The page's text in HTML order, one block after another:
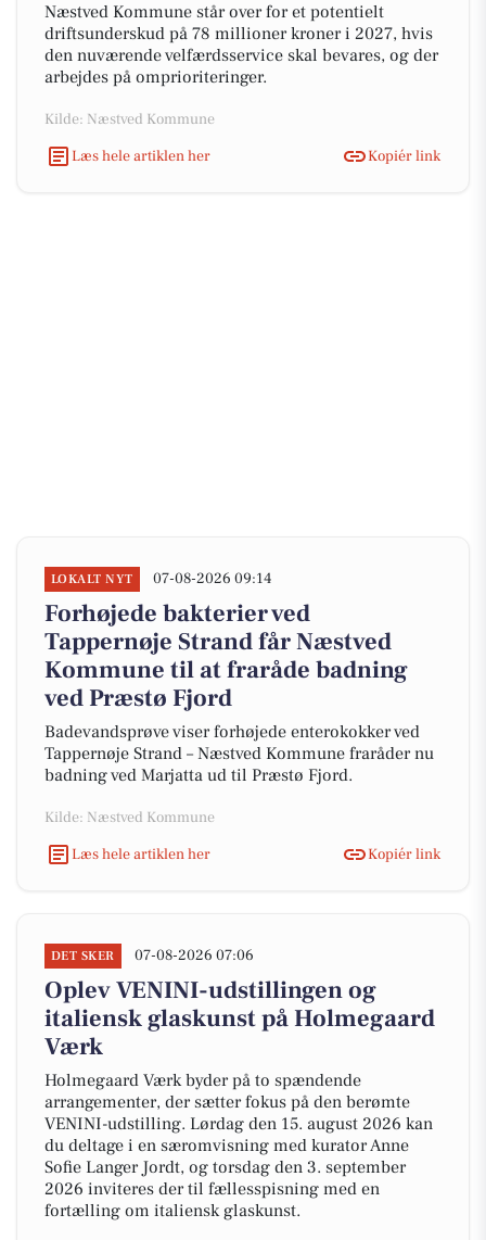
Næstved Kommune står over for et potentielt
driftsunderskud på 78 millioner kroner i 2027, hvis
den nuværende velfærdsservice skal bevares, og der
arbejdes på omprioriteringer.
Kilde: Næstved Kommune
Læs hele artiklen her
Kopiér link
LOKALT NYT 07-08-2026 09:14
Forhøjede bakterier ved
Tappernøje Strand får Næstved
Kommune til at fraråde badning
ved Præstø Fjord
Badevandsprøve viser forhøjede enterokokker ved
Tappernøje Strand – Næstved Kommune fraråder nu
badning ved Marjatta ud til Præstø Fjord.
Kilde: Næstved Kommune
Læs hele artiklen her
Kopiér link
DET SKER 07-08-2026 07:06
Oplev VENINI-udstillingen og
italiensk glaskunst på Holmegaard
Værk
Holmegaard Værk byder på to spændende
arrangementer, der sætter fokus på den berømte
VENINI-udstilling. Lørdag den 15. august 2026 kan
du deltage i en særomvisning med kurator Anne
Sofie Langer Jordt, og torsdag den 3. september
2026 inviteres der til fællesspisning med en
fortælling om italiensk glaskunst.